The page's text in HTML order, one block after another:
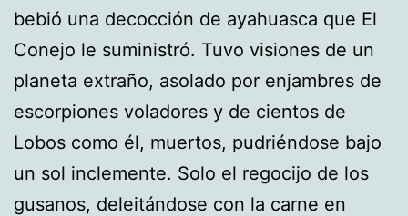
bebió una decocción de ayahuasca que El
Conejo le suministró. Tuvo visiones de un
planeta extraño, asolado por enjambres de
escorpiones voladores y de cientos de
Lobos como él, muertos, pudriéndose bajo
un sol inclemente. Solo el regocijo de los
gusanos, deleitándose con la carne en